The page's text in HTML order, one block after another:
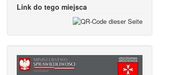
Link do tego miejsca